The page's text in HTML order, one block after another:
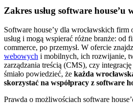
Zakres usług software house’u
Software house’y dla wrocławskich firm
usług i mogą wspierać różne branże: od
commerce, po przemysł. W ofercie
webowych i mobilnych, ich rozwijanie,
zarządzania treścią (CMS), czy
śmiało powiedzieć, że każda
skorzystać na współpracy z software
Prawda o możliwościach software